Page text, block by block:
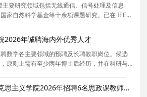
要研究领域包括无线通信、信号处理及信息
家自然科学基金等十余项课题研究。已在 IEEE
论文 30 余篇。 乔德礼教授个人主页 : 乔德礼教
2026年诚聘海内外优秀人才
数学各主要领域的预聘及长聘教职岗位。候选
原则上需有至少两年博士后经历，并在科研与
就与潜力。学院薪资待遇具有国际竞争力，且
与资质提供多种住房补贴
集美大学诚毅学院马克思主义学院2026年招聘6名思政课教师启事（二）